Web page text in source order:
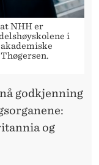
NHH er
i
godkjenning
og